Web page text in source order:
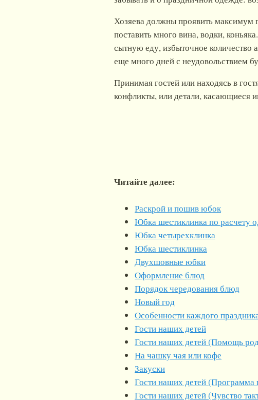
Хозяева должны проявить максимум
поставить много вина, водки,
сытную еду, избыточное количество
еще много дней с неудовольствием
Принимая гостей или находясь в
конфликты, или детали, касающиеся
Читайте далее:
Раскрой и пошив юбок
Юбка шестиклинка по расчету
Юбка четырехклинка
Юбка шестиклинка
Двухшовные юбки
Оформление блюд
Порядок чередования блюд
Новый год
Особенности каждого
Гости наших детей
Гости наших детей (Помощь
На чашку чая или кофе
Закуски
Гости наших детей (Программа
Гости наших детей (Чувство